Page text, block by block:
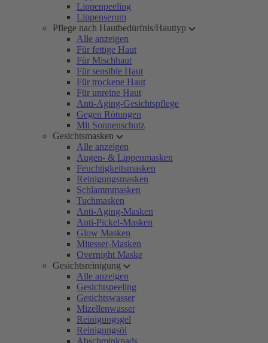
Lippenpeeling
Lippenserum
Pflege nach Hautbedürfnis/Hauttyp
Alle anzeigen
Für fettige Haut
Für Mischhaut
Für sensible Haut
Für trockene Haut
Für unreine Haut
Anti-Aging-Gesichtspflege
Gegen Rötungen
Mit Sonnenschutz
Gesichtsmasken
Alle anzeigen
Augen- & Lippenmasken
Feuchtigkeitsmasken
Reinigungsmasken
Schlammmasken
Tuchmasken
Anti-Aging-Masken
Anti-Pickel-Masken
Glow Masken
Mitesser-Masken
Overnight Maske
Gesichtsreinigung
Alle anzeigen
Gesichtspeeling
Gesichtswasser
Mizellenwasser
Reinigungsgel
Reinigungsöl
Abschminkpads